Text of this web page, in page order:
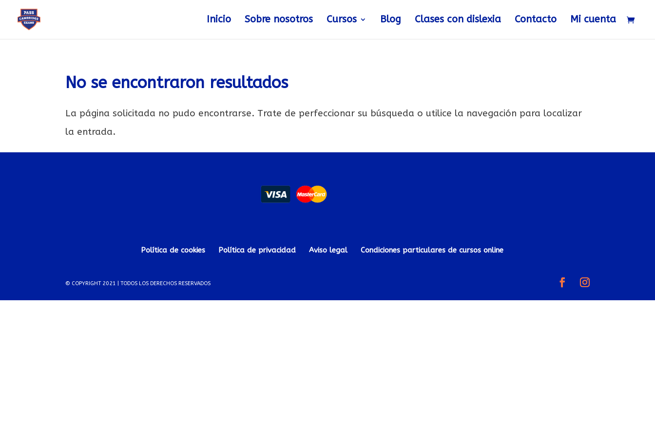
Inicio Sobre nosotros Cursos Blog Clases con dislexia Contacto Mi cuenta
No se encontraron resultados
La página solicitada no pudo encontrarse. Trate de perfeccionar su búsqueda o utilice la navegación para localizar
la entrada.
Política de cookies Política de privacidad Aviso legal Condiciones particulares de cursos online
© COPYRIGHT 2021 | TODOS LOS DERECHOS RESERVADOS